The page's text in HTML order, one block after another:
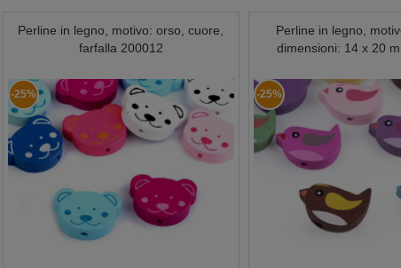
Perline in legno, motivo: orso, cuore,
farfalla 200012
-25%
Perline in legno,
dimensioni: 14 x 20
-25%